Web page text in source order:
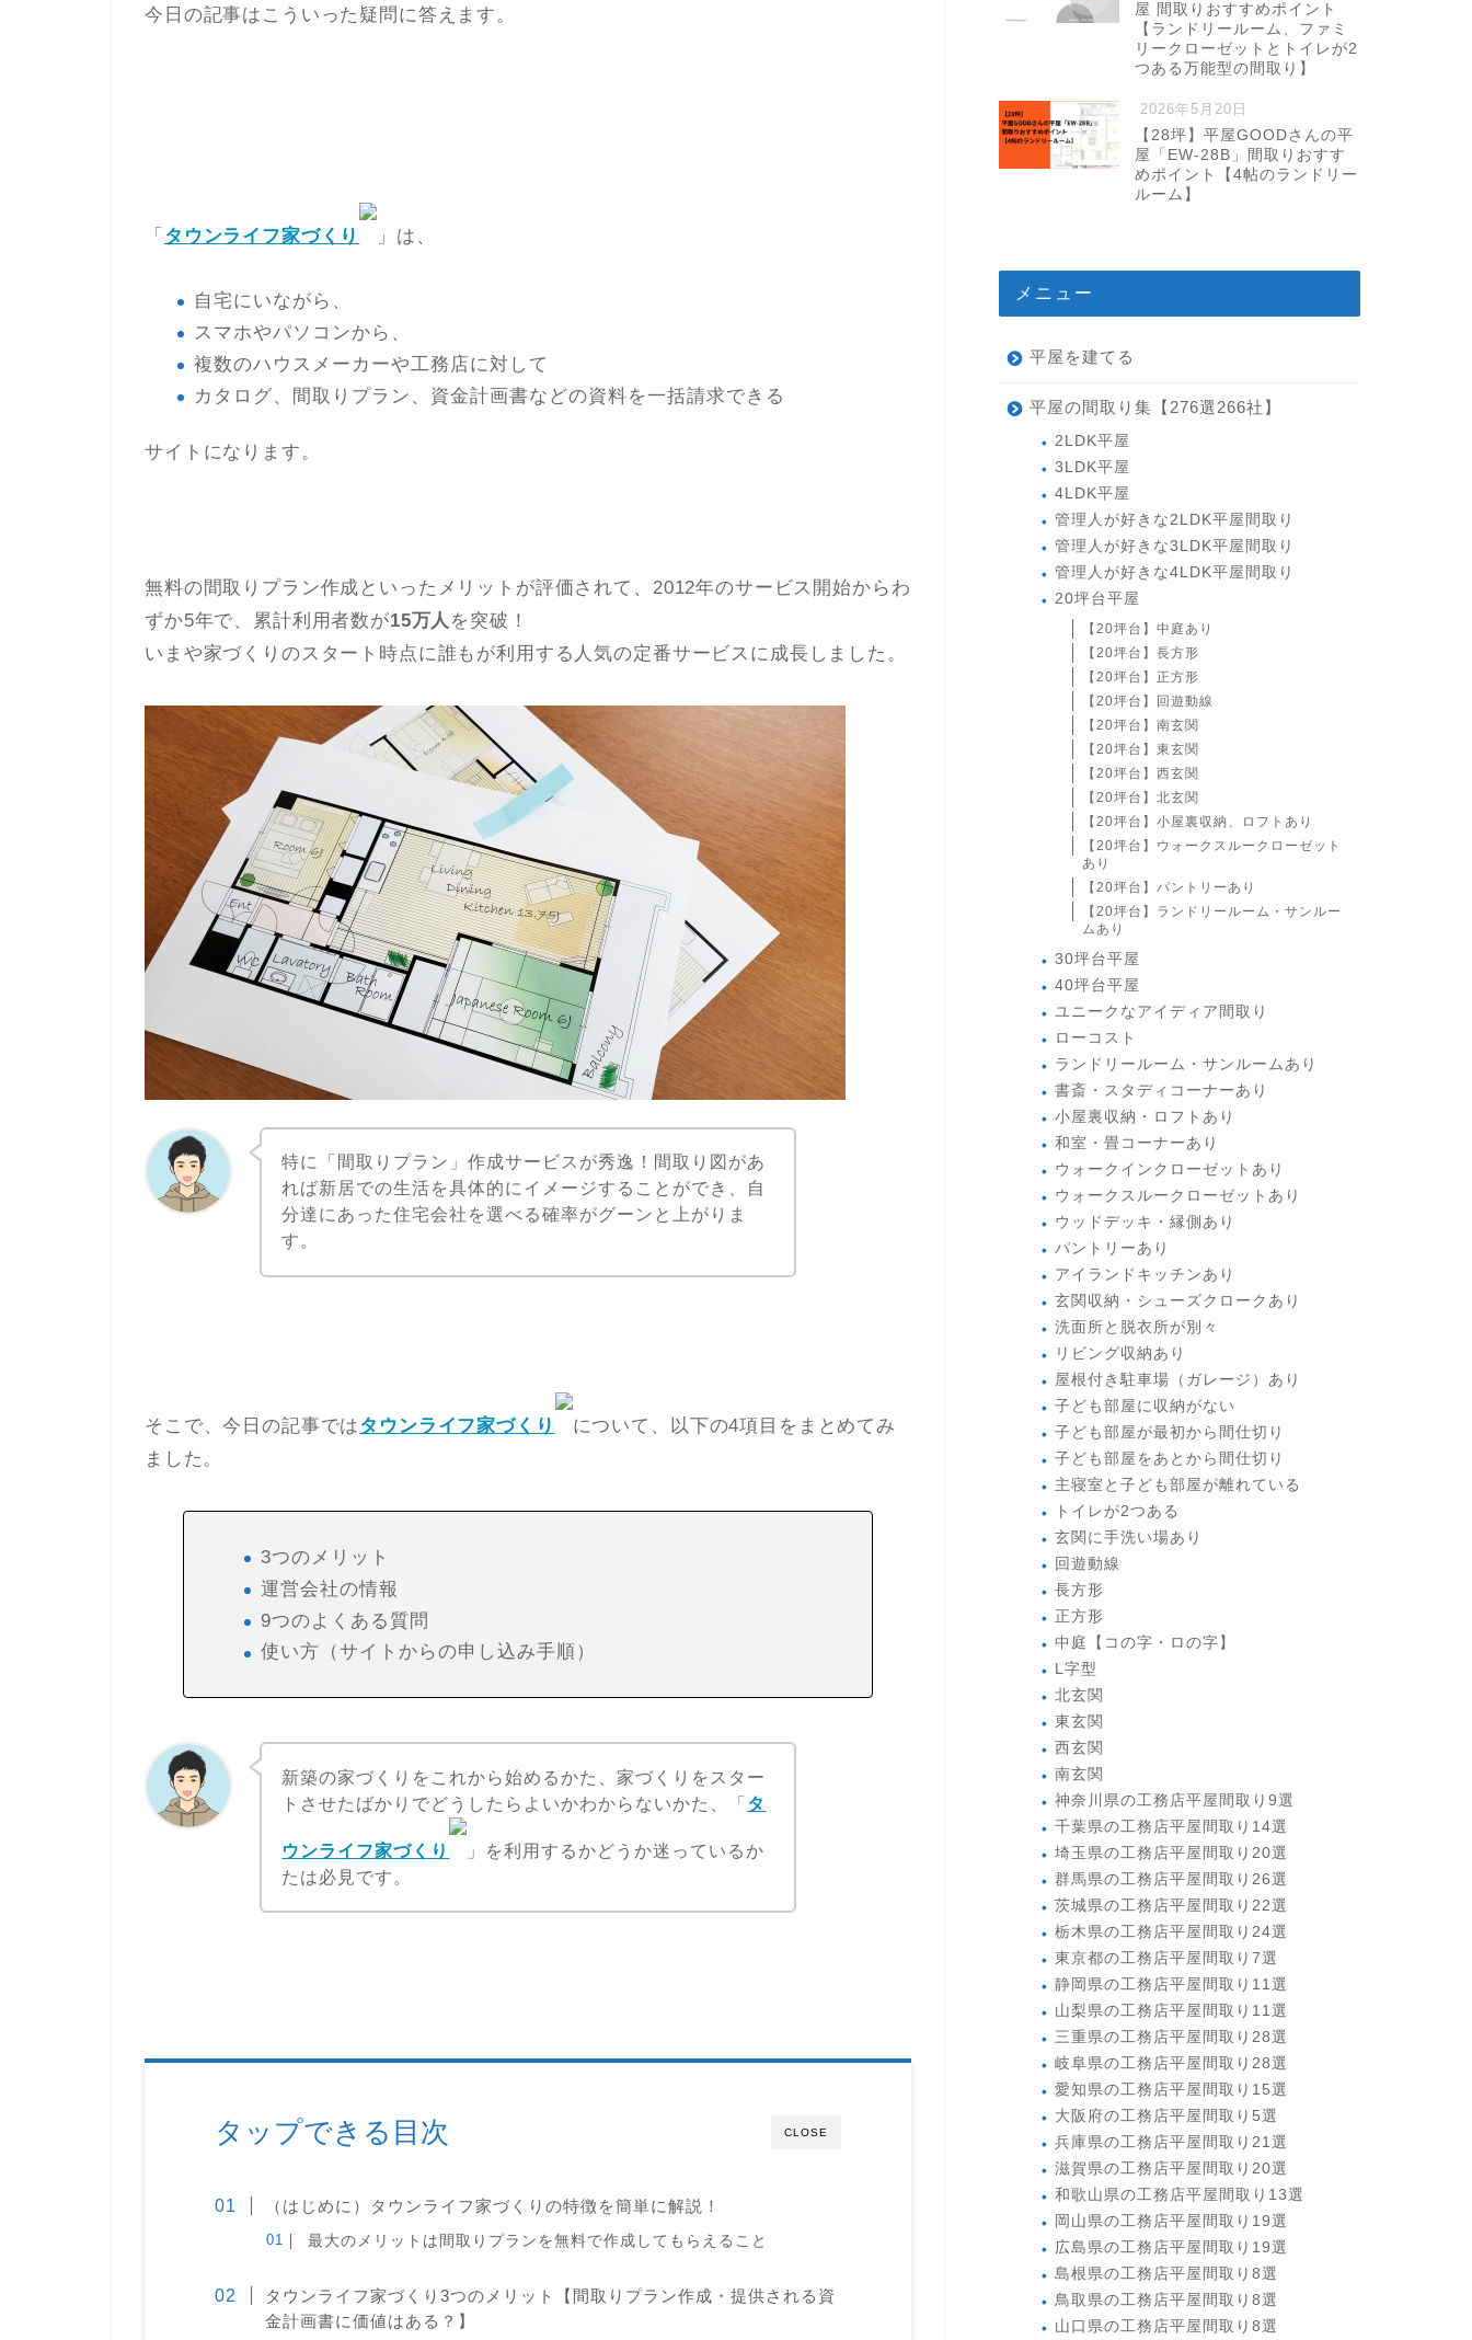
今日の記事はこういった疑問に答えます。
「 タウンライフ家づくり 」は、
自宅にいながら、
スマホやパソコンから、
複数のハウスメーカーや工務店に対して
カタログ、間取りプラン、資金計画書などの資料を一括請求できる
サイトになります。
無料の間取りプラン作成といったメリットが評価されて、2012年のサービス開始からわ
ずか5年で、累計利用者数が15万人 を突破！
いまや家づくりのスタート時点に誰もが利用する人気の定番サービスに成長しました。
特に「間取りプラン」作成サービスが秀逸！間取り図があ
れば新居での生活を具体的にイメージすることができ、自
分達にあった住宅会社を選べる確率がグーンと上がりま
す。
そこで、今日の記事ではタウンライフ家づくり について、以下の4項目を まとめてみ
ました。
3つのメリット
運営会社の情報
9つのよくある質問
使い方（サイトからの申し込み手順）
新築の家づくりをこれから始めるかた、家づくりをスター
トさせたばかりでどうしたらよいかわからないかた、「 タ
ウンライフ家づくり
」を利用するかどうか迷っているか
たは必見です。
CLOSE
タップできる目次
（はじめに）タウンライフ家づくりの特徴を簡単に解説！
最大のメリットは間取りプランを無料で作成してもらえること
タウンライフ家づくり3つのメリット【間取りプラン作成・提供される資
金計画書に価値はある？】
屋 間取りおすすめポイント
【ランドリールーム、ファミ
リークローゼットとトイレが2
つある万能型の間取り】
2026年5月20日
【28坪】平屋GOODさんの平
屋「EW-28B」間取りおすす
めポイント【4帖のランドリー
ルーム】
メニュー
平屋を建てる
平屋の間取り集【276選266社】
2LDK平屋
3LDK平屋
4LDK平屋
管理人が好きな2LDK平屋間取り
管理人が好きな3LDK平屋間取り
管理人が好きな4LDK平屋間取り
20坪台平屋
【20坪台】中庭あり
【20坪台】長方形
【20坪台】正方形
【20坪台】回遊動線
【20坪台】南玄関
【20坪台】東玄関
【20坪台】西玄関
【20坪台】北玄関
【20坪台】小屋裏収納、ロフトあり
【20坪台】ウォークスルークローゼット
あり
【20坪台】パントリーあり
【20坪台】ランドリールーム・サンルー
ムあり
30坪台平屋
40坪台平屋
ユニークなアイディア間取り
ローコスト
ランドリールーム・サンルームあり
書斎・スタディコーナーあり
小屋裏収納・ロフトあり
和室・畳コーナーあり
ウォークインクローゼットあり
ウォークスルークローゼットあり
ウッドデッキ・縁側あり
パントリーあり
アイランドキッチンあり
玄関収納・シューズクロークあり
洗面所と脱衣所が別々
リビング収納あり
屋根付き駐車場（ガレージ）あり
子ども部屋に収納がない
子ども部屋が最初から間仕切り
子ども部屋をあとから間仕切り
主寝室と子ども部屋が離れている
トイレが2つある
玄関に手洗い場あり
回遊動線
長方形
正方形
中庭【コの字・ロの字】
L字型
北玄関
東玄関
西玄関
南玄関
神奈川県の工務店平屋間取り9選
千葉県の工務店平屋間取り14選
埼玉県の工務店平屋間取り20選
群馬県の工務店平屋間取り26選
茨城県の工務店平屋間取り22選
栃木県の工務店平屋間取り24選
東京都の工務店平屋間取り7選
静岡県の工務店平屋間取り11選
山梨県の工務店平屋間取り11選
三重県の工務店平屋間取り28選
岐阜県の工務店平屋間取り28選
愛知県の工務店平屋間取り15選
大阪府の工務店平屋間取り5選
兵庫県の工務店平屋間取り21選
滋賀県の工務店平屋間取り20選
和歌山県の工務店平屋間取り13選
岡山県の工務店平屋間取り19選
広島県の工務店平屋間取り19選
島根県の工務店平屋間取り8選
鳥取県の工務店平屋間取り8選
山口県の工務店平屋間取り8選